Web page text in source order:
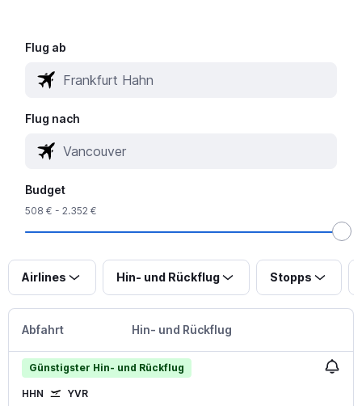
Flug ab
Flug nach
Budget
508 € - 2.352 €
Airlines Hin- und Rückflug Stopps
Abfahrt Hin- und Rückflug
Günstigster Hin- und Rückflug
HHN YVR